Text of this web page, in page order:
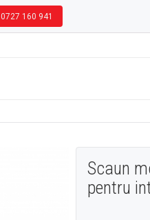
0727 160 941
Scaun
pentru